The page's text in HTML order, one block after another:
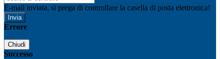
E-mail inviata, si prega di controllare la casella di posta elettronica!
Errore
Chiudi
Successo